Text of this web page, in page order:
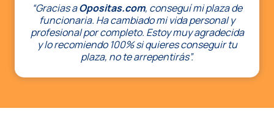
“Gracias aOpositas.com, conseguí mi plaza de
funcionaria. Ha cambiado mi vida personal y
profesional por completo. Estoy muy agradecida
y lo recomiendo 100% si quieres conseguir tu
plaza, no te arrepentirás”.